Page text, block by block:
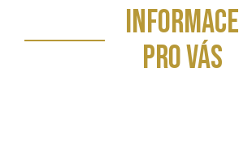
INFORMACE
PRO VÁS